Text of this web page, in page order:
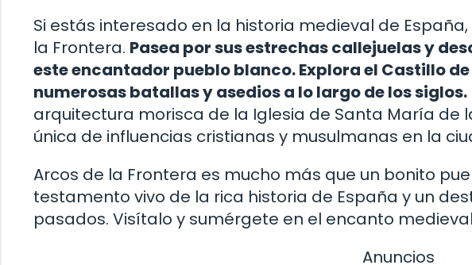
Si estás interesado en la historia medieval de
la Frontera. Pasea por sus estrechas callejuelas y
este encantador pueblo blanco. Explora el Castillo
numerosas batallas y asedios a lo largo de los siglos.
arquitectura morisca de la Iglesia de Santa María de
única de influencias cristianas y musulmanas en la
Arcos de la Frontera es mucho más que un bonito
testamento vivo de la rica historia de España y un
pasados. Visítalo y sumérgete en el encanto
Anuncios